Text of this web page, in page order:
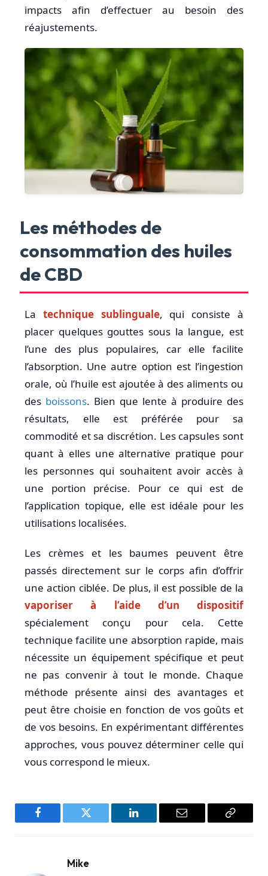
impacts afin d’effectuer au besoin des
réajustements.
Les méthodes de
consommation des huiles
de CBD
La technique sublinguale, qui consiste à
placer quelques gouttes sous la langue, est
l’une des plus populaires, car elle facilite
l’absorption. Une autre option est l’ingestion
orale, où l’huile est ajoutée à des aliments ou
des boissons. Bien que lente à produire des
résultats, elle est préférée pour sa
commodité et sa discrétion. Les capsules sont
quant à elles une alternative pratique pour
les personnes qui souhaitent avoir accès à
une portion précise. Pour ce qui est de
l’application topique, elle est idéale pour les
utilisations localisées.
Les crèmes et les baumes peuvent être
passés directement sur le corps afin d’offrir
une action ciblée. De plus, il est possible de la
vaporiser à l’aide d’un dispositif
spécialement conçu pour cela. Cette
technique facilite une absorption rapide, mais
nécessite un équipement spécifique et peut
ne pas convenir à tout le monde. Chaque
méthode présente ainsi des avantages et
peut être choisie en fonction de vos goûts et
de vos besoins. En expérimentant différentes
approches, vous pouvez déterminer celle qui
vous correspond le mieux.
Facebook Twitter LinkedIn Email
Copy
Mike